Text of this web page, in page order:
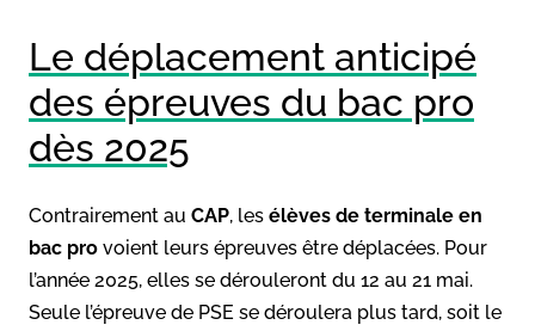
Le déplacement anticipé
des épreuves du bac pro
dès 2025
Contrairement au CAP, les élèves de terminale en
bac pro voient leurs épreuves être déplacées. Pour
l’année 2025, elles se dérouleront du 12 au 21 mai.
Seule l’épreuve de PSE se déroulera plus tard, soit le